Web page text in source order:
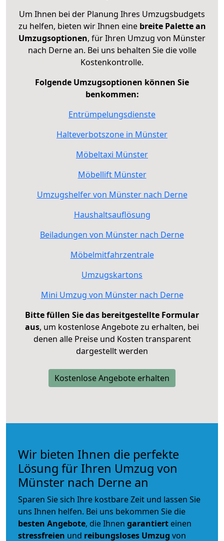
Um Ihnen bei der Planung Ihres Umzugsbudgets
zu helfen, bieten wir Ihnen eine breite Palette an
Umzugsoptionen, für Ihren Umzug von Münster
nach Derne an. Bei uns behalten Sie die volle
Kostenkontrolle.
Folgende Umzugsoptionen können Sie
benkommen:
Entrümpelungsdienste
Halteverbotszone in Münster
Möbeltaxi Münster
Möbellift Münster
Umzugshelfer von Münster nach Derne
Haushaltsauflösung
Beiladungen von Münster nach Derne
Möbelmitfahrzentrale
Umzugskartons
Mini Umzug von Münster nach Derne
Bitte füllen Sie das bereitgestellte Formular
aus, um kostenlose Angebote zu erhalten, bei
denen alle Preise und Kosten transparent
dargestellt werden
Kostenlose Angebote erhalten
Wir bieten Ihnen die perfekte
Lösung für Ihren Umzug von
Münster nach Derne an
Sparen Sie sich Ihre kostbare Zeit und lassen Sie
uns Ihnen helfen. Bei uns bekommen Sie die
besten Angebote, die Ihnen garantiert einen
stressfreien und reibungsloses Umzug von